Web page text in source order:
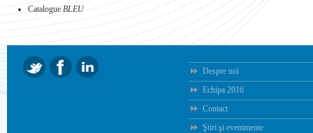
Catalogue BLEU
Despre noi
Echipa 2016
Contact
Ştiri şi evenimente